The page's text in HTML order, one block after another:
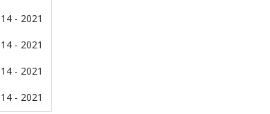
- 2021
- 2021
- 2021
- 2021